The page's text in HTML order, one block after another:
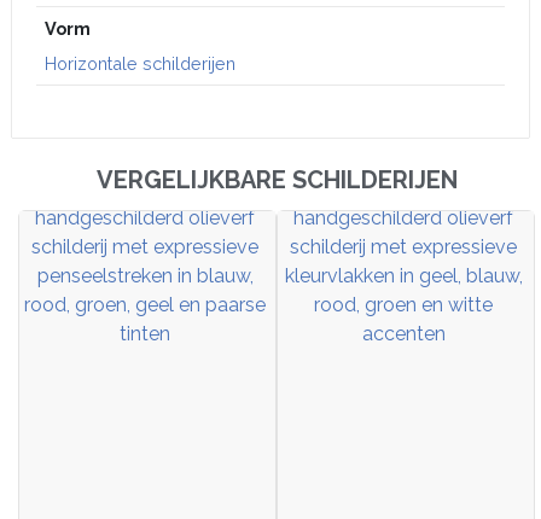
Vorm
Horizontale schilderijen
VERGELIJKBARE SCHILDERIJEN